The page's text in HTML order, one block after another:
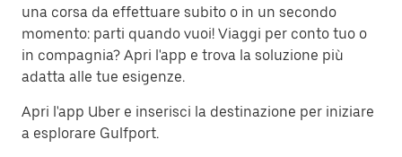
una corsa da effettuare subito o in un secondo
momento: parti quando vuoi! Viaggi per conto tuo o
in compagnia? Apri l'app e trova la soluzione più
adatta alle tue esigenze.
Apri l'app Uber e inserisci la destinazione per iniziare
a esplorare Gulfport.